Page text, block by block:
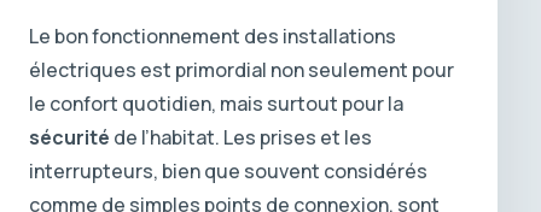
Le bon fonctionnement des installations
électriques est primordial non seulement pour
le confort quotidien, mais surtout pour la
sécurité de l’habitat. Les prises et les
interrupteurs, bien que souvent considérés
comme de simples points de connexion, sont